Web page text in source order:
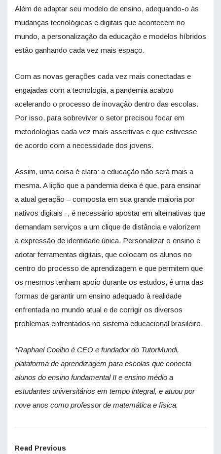
Além de adaptar seu modelo de ensino, adequando-o às
mudanças tecnológicas e digitais que acontecem no
mundo, a personalização da educação e modelos híbridos
estão ganhando cada vez mais espaço.
Com as novas gerações cada vez mais conectadas e
engajadas com a tecnologia, a pandemia acabou
acelerando o processo de inovação dentro das escolas.
Por isso, para sobreviver o setor precisou focar em
metodologias cada vez mais assertivas e que estivesse
de acordo com a necessidade dos jovens.
Assim, uma coisa é clara: a educação não será mais a
mesma. A lição que a pandemia deixa é que, para ensinar
a atual geração – composta em sua grande maioria por
nativos digitais -, é necessário apostar em alternativas que
demandam serviços a um clique de distância e valorizem
a expressão de identidade única. Personalizar o ensino e
adotar ferramentas digitais, que colocam os alunos no
centro do processo de aprendizagem e que permitem que
os mesmos tenham apoio durante os estudos, é uma das
formas de garantir um ensino adequado à realidade
enfrentada no mundo atual e de corrigir os diversos
problemas enfrentados no sistema educacional brasileiro.
*Raphael Coelho é CEO e fundador do TutorMundi,
plataforma de aprendizagem para escolas que conecta
alunos do ensino fundamental II e ensino médio a
estudantes universitários em tempo integral, e atuou por
nove anos como professor de matemática e física.
Read Previous